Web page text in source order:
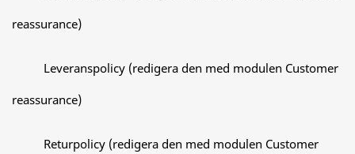
reassurance)
Leveranspolicy (redigera den med modulen Customer
reassurance)
Returpolicy (redigera den med modulen Customer